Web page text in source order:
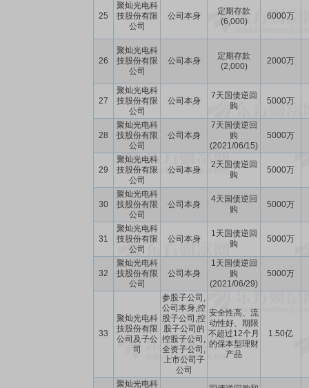
25
聚灿光电科
技股份有限
公司
公司本身
定期存款
(6,000)
6000万
26
聚灿光电科
技股份有限
公司
公司本身
定期存款
(2,000)
2000万
27
聚灿光电科
技股份有限
公司
公司本身
7天国债逆回
购
5000万
28
聚灿光电科
技股份有限
公司
公司本身
7天国债逆回
购
(2021/06/15)
5000万
29
聚灿光电科
技股份有限
公司
公司本身
2天国债逆回
购
5000万
30
聚灿光电科
技股份有限
公司
公司本身
4天国债逆回
购
5000万
31
聚灿光电科
技股份有限
公司
公司本身
1天国债逆回
购
5000万
32
聚灿光电科
技股份有限
公司
公司本身
1天国债逆回
购
(2021/06/29)
5000万
33
聚灿光电科
技股份有限
公司及子公
司
参股子公司,
公司本身,控
股子公司,控
股子公司的
控股子公司,
全资子公司,
上市公司子
公司
安全性高、流
动性好、期限
不超过12个月
的保本型理财
产品
1.50亿
聚灿光电科